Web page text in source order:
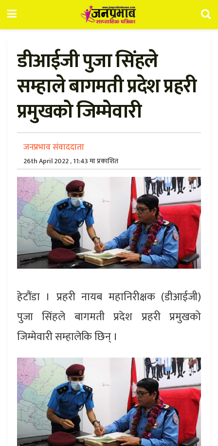
डीआईजी पुजा सिंहले
सम्हाले बागमती प्रदेश प्रहरी
प्रमुखको जिम्मेवारी
जनप्रभाव संवाददाता
26th April 2022 , 11:43 मा प्रकाशित
हेटौंडा । प्रहरी नायब महानिरीक्षक (डीआईजी)
पुजा सिंहले बागमती प्रदेश प्रहरी प्रमुखको
जिम्मेवारी सम्हालेकि छिन् ।